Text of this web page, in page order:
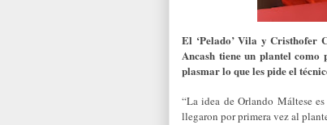
El ‘Pelado’ Vila y Cristhofer
Ancash tiene un plantel
plasmar lo que les pide el
“La idea de Orlando Máltese
llegaron por primera vez al